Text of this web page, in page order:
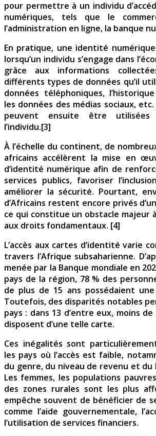
pour permettre à un individu
numériques, tels que le
l’administration en ligne, la banque
En pratique, une identité
lorsqu’un individu s’engage dans
grâce aux informations
différents types de données qu’il
données téléphoniques,
les données des médias sociaux,
peuvent ensuite être
l’individu.[3]
À l’échelle du continent, de
africains accélèrent la mise en
d’identité numérique afin de
services publics, favoriser
améliorer la sécurité. Pourtant,
d’Africains restent encore privés
ce qui constitue un obstacle majeur
aux droits fondamentaux. [4]
L’accès aux cartes d’identité varie
travers l’Afrique subsaharienne.
menée par la Banque mondiale en
pays de la région, 78 % des
de plus de 15 ans possédaient
Toutefois, des disparités notables
pays : dans 13 d’entre eux, moins
disposent d’une telle carte.
Ces inégalités sont
les pays où l’accès est faible,
du genre, du niveau de revenu et du
Les femmes, les populations
des zones rurales sont les plus
empêche souvent de bénéficier de
comme l’aide gouvernementale,
l’utilisation de services financiers.